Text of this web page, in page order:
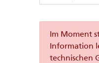
Im Moment
Information
technischen